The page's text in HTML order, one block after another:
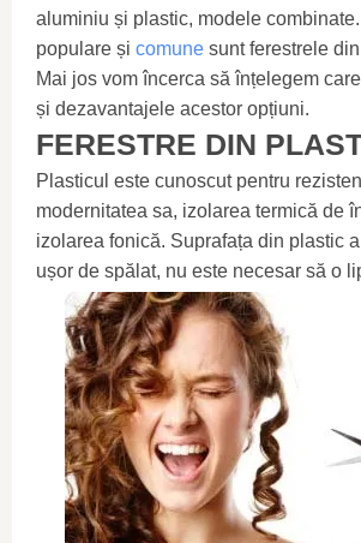
aluminiu și plastic, modele
populare și comune sunt ferestrele
Mai jos vom încerca să înțelegem
și dezavantajele acestor opțiuni.
FERESTRE DIN
Plasticul este cunoscut pentru
modernitatea sa, izolarea termică de
izolarea fonică. Suprafața din plastic
ușor de spălat, nu este necesar să o